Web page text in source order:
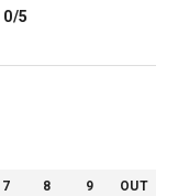
0/5
7 8 9 OUT